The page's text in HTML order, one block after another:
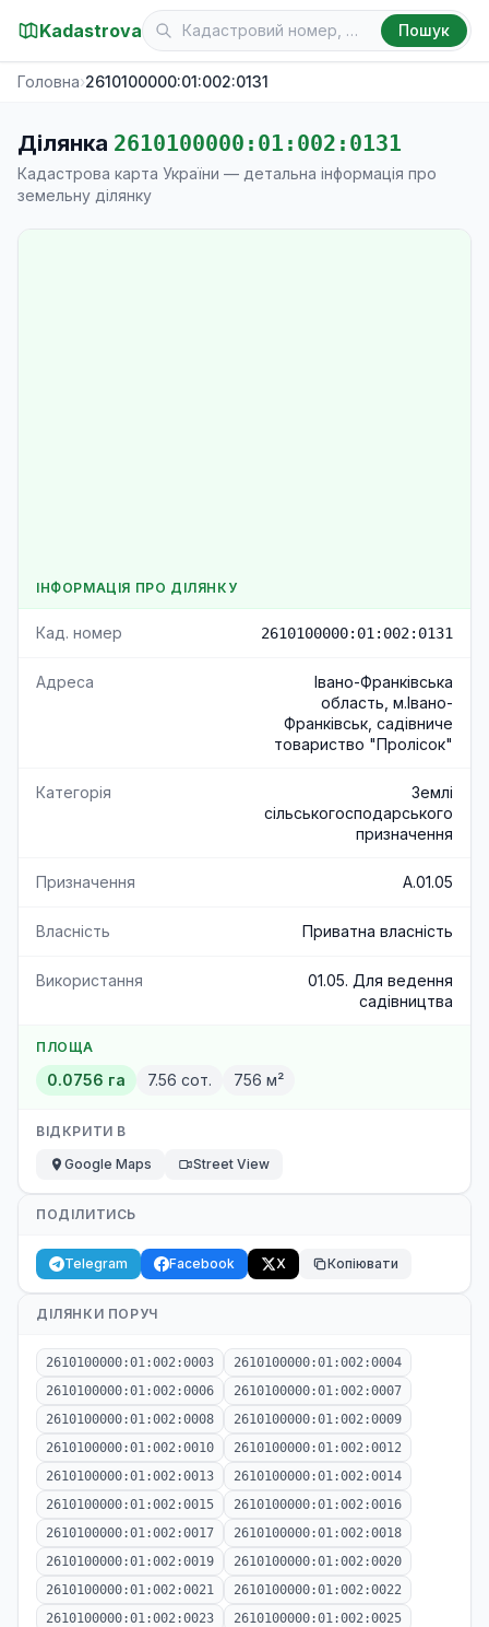
Kadastrova Пошук
Головна›2610100000:01:002:0131
Ділянка 2610100000:01:002:0131
Кадастрова карта України — детальна інформація про
земельну ділянку
ІНФОРМАЦІЯ ПРО ДІЛЯНКУ
Кад. номер 2610100000:01:002:0131
Адреса
Івано-Франківська
область, м.Івано-
Франківськ, садівниче
товариство "Пролісок"
Категорія
Землі
сільськогосподарського
призначення
Призначення A.01.05
Власність Приватна власність
Використання
01.05. Для ведення
садівництва
ПЛОЩА
0.0756 га 7.56 сот. 756 м²
ВІДКРИТИ В
Google Maps
Street View
ПОДІЛИТИСЬ
Telegram Facebook X Копіювати
ДІЛЯНКИ ПОРУЧ
2610100000:01:002:0003
2610100000:01:002:0004
2610100000:01:002:0006
2610100000:01:002:0007
2610100000:01:002:0008
2610100000:01:002:0009
2610100000:01:002:0010
2610100000:01:002:0012
2610100000:01:002:0013
2610100000:01:002:0014
2610100000:01:002:0015
2610100000:01:002:0016
2610100000:01:002:0017
2610100000:01:002:0018
2610100000:01:002:0019
2610100000:01:002:0020
2610100000:01:002:0021
2610100000:01:002:0022
2610100000:01:002:0023
2610100000:01:002:0025